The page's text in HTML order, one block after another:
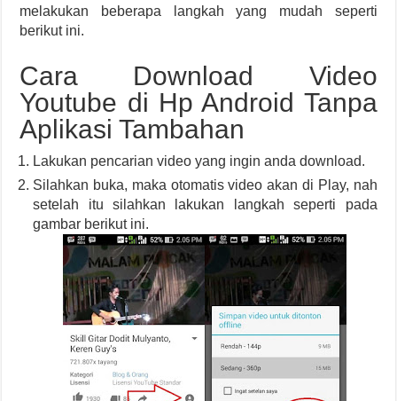
melakukan beberapa langkah yang mudah seperti
berikut ini.
Cara Download Video
Youtube di Hp Android Tanpa
Aplikasi Tambahan
Lakukan pencarian video yang ingin anda download.
Silahkan buka, maka otomatis video akan di Play, nah
setelah itu silahkan lakukan langkah seperti pada
gambar berikut ini.